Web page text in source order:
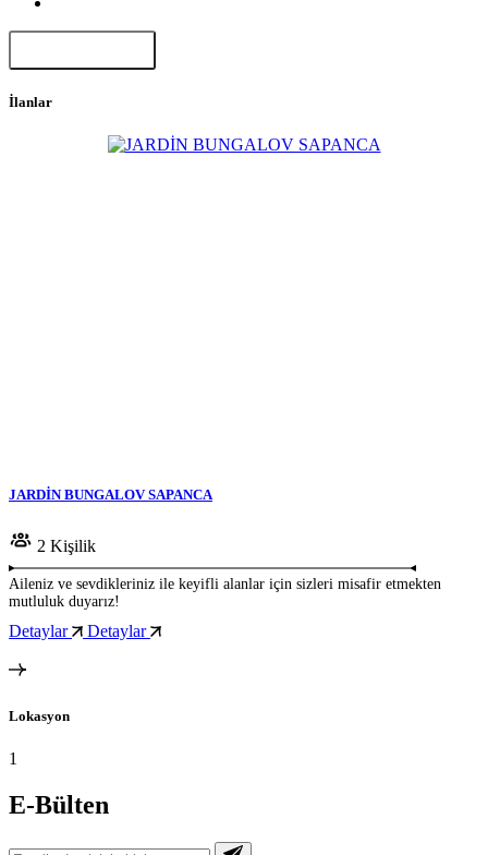
İlanlar
JARDİN BUNGALOV SAPANCA
2 Kişilik
Aileniz ve sevdikleriniz ile keyifli alanlar için sizleri misafir etmekten
mutluluk duyarız!
Detaylar Detaylar
Lokasyon
1
E-Bülten